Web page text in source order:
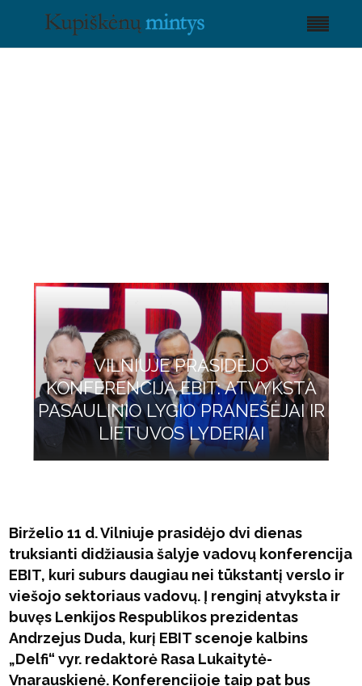
VILNIUJE PRASIDĖJO
KONFERENCIJA EBIT: ATVYKSTA
PASAULINIO LYGIO PRANEŠĖJAI IR
LIETUVOS LYDERIAI
Birželio 11 d. Vilniuje prasidėjo dvi dienas
truksianti didžiausia šalyje vadovų konferencija
EBIT, kuri suburs daugiau nei tūkstantį verslo ir
viešojo sektoriaus vadovų. Į renginį atvyksta ir
buvęs Lenkijos Respublikos prezidentas
Andrzejus Duda, kurį EBIT scenoje kalbins
„Delfi“ vyr. redaktorė Rasa Lukaitytė-
Vnarauskienė. Konferencijoje taip pat bus